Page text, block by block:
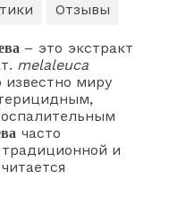
Отзывы
– это экстракт
melaleuca
известно миру
часто
традиционной и